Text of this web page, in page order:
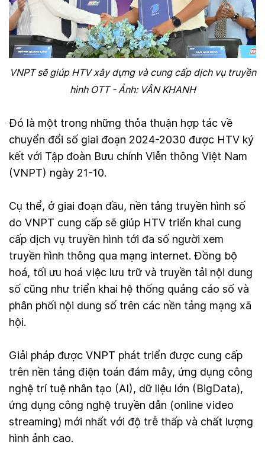
VNPT sẽ giúp HTV xây dựng và cung cấp dịch vụ truyền
hình OTT - Ảnh: VÂN KHANH
Đó là một trong những thỏa thuận hợp tác về
chuyển đổi số giai đoạn 2024-2030 được HTV ký
kết với Tập đoàn Bưu chính Viễn thông Việt Nam
(VNPT) ngày 21-10.
Cụ thể, ở giai đoạn đầu, nền tảng truyền hình số
do VNPT cung cấp sẽ giúp HTV triển khai cung
cấp dịch vụ truyền hình tới đa số người xem
truyền hình thông qua mạng internet. Đồng bộ
hoá, tối ưu hoá việc lưu trữ và truyền tải nội dung
số cũng như triển khai hệ thống quảng cáo số và
phân phối nội dung số trên các nền tảng mạng xã
hội.
Giải pháp được VNPT phát triển được cung cấp
trên nền tảng điện toán đám mây, ứng dụng công
nghệ trí tuệ nhân tạo (AI), dữ liệu lớn (BigData),
ứng dụng công nghệ truyền dẫn (online video
streaming) mới nhất với độ trễ thấp và chất lượng
hình ảnh cao.